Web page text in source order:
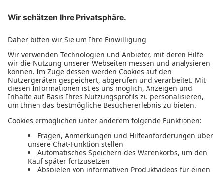
Kostenloser Newsletter
Ausgezeichnet und sicher
Software & Fachliteratur